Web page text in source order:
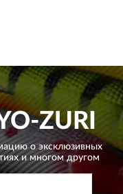
ZURI
о эксклюзивных
и многом другом